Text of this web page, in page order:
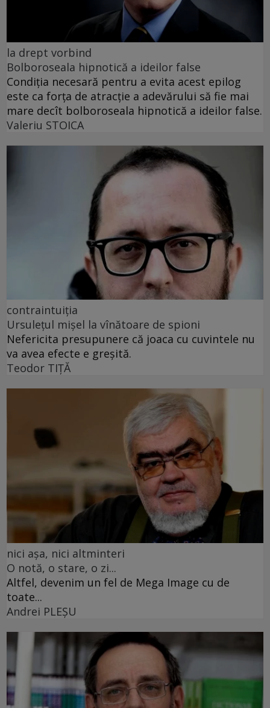
la drept vorbind
Bolboroseala hipnotică a ideilor false
Condiția necesară pentru a evita acest epilog
este ca forța de atracție a adevărului să fie mai
mare decît bolboroseala hipnotică a ideilor false.
Valeriu STOICA
contraintuiția
Ursulețul mișel la vînătoare de spioni
Nefericita presupunere că joaca cu cuvintele nu
va avea efecte e greșită.
Teodor TIŢĂ
nici așa, nici altminteri
O notă, o stare, o zi...
Altfel, devenim un fel de Mega Image cu de
toate...
Andrei PLEŞU